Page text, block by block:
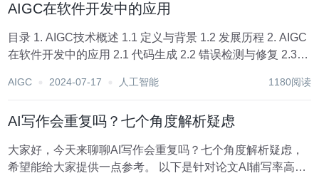
AIGC在软件开发中的应用
目录 1. AIGC技术概述 1.1 定义与背景 1.2 发展历程 2. AIGC
在软件开发中的应用 2.1 代码生成 2.2 错误检测与修复 2.3
能开发者 代...
AIGC 2024-07-17 人工智能 1180阅读
AI写作会重复吗？七个角度解析疑虑
大家好，今天来聊聊AI写作会重复吗？七个角度解析疑虑，
希望能给大家提供一点参考。 以下是针对论文AI辅写率高的